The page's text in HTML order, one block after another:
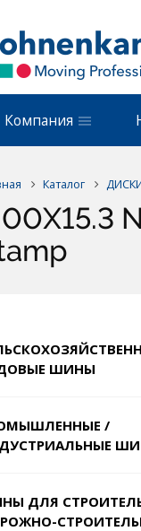
Компания
Каталог
ШИНЫ
/
ДЛЯ